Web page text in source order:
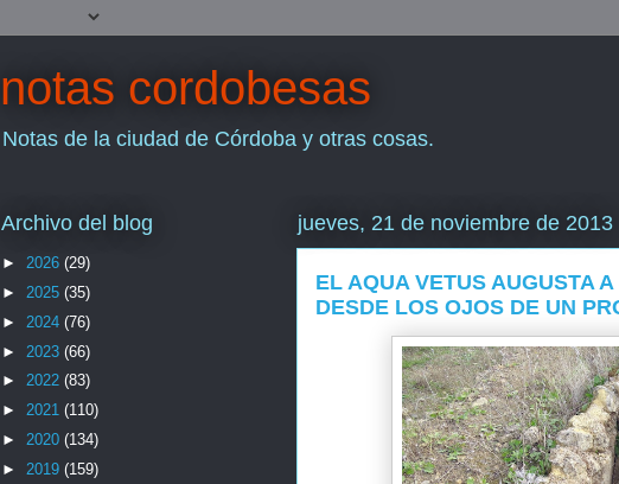
notas cordobesas
Notas de la ciudad de Córdoba y otras cosas.
jueves, 21 de noviembre de 2013
EL AQUA VETUS AUGUSTA
DESDE LOS OJOS DE UN
Archivo del blog
► 2026 (29)
► 2025 (35)
► 2024 (76)
► 2023 (66)
► 2022 (83)
► 2021 (110)
► 2020 (134)
► 2019 (159)